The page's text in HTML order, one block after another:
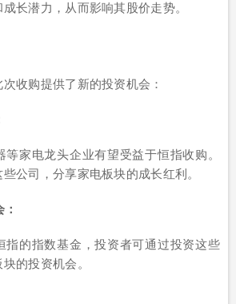
长潜力，从而影响其股价走势。
收购提供了新的投资机会：
家电龙头企业有望受益于恒指收购。
公司，分享家电板块的成长红利。
指的指数基金，投资者可通过投资这些
的投资机会。